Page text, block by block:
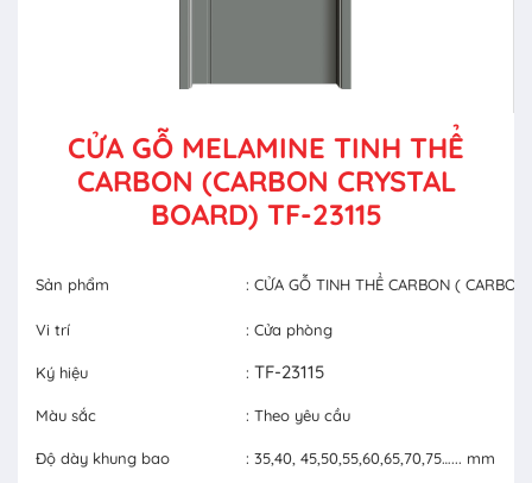
CỬA GỖ MELAMINE TINH THỂ
CARBON (CARBON CRYSTAL
BOARD) TF-23115
Sản phẩm : CỬA GỖ TINH THỂ CARBON (
Vi trí : Cửa phòng
Ký hiệu : TF-23115
Màu sắc : Theo yêu cầu
Độ dày khung bao : 35,40, 45,50,55,60,65,70,75…... mm